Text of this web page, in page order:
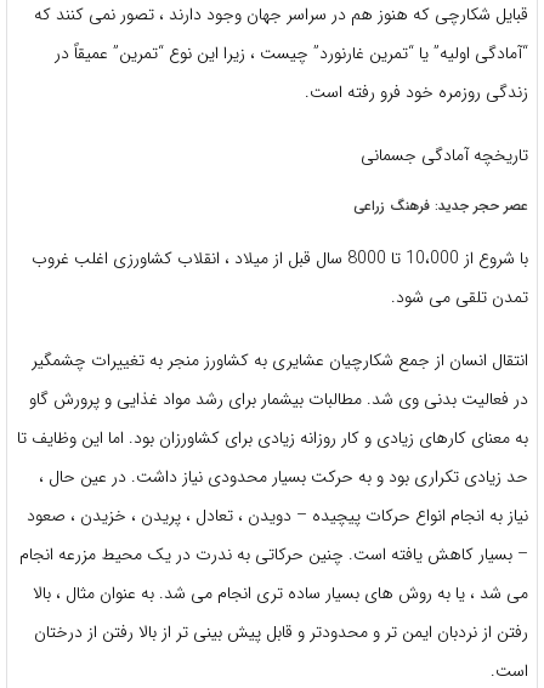
قبایل شکارچی که هنوز هم در سراسر جهان وجود دارند ، تصور نمی کنند که
“آمادگی اولیه” یا “تمرین غارنورد” چیست ، زیرا این نوع “تمرین” عمیقاً در
زندگی روزمره خود فرو رفته است.
تاریخچه آمادگی جسمانی
عصر حجر جدید: فرهنگ زراعی
با شروع از 10،000 تا 8000 سال قبل از میلاد ، انقلاب کشاورزی اغلب غروب
تمدن تلقی می شود.
انتقال انسان از جمع شکارچیان عشایری به کشاورز منجر به تغییرات چشمگیر
در فعالیت بدنی وی شد. مطالبات بیشمار برای رشد مواد غذایی و پرورش گاو
به معنای کارهای زیادی و کار روزانه زیادی برای کشاورزان بود. اما این وظایف تا
حد زیادی تکراری بود و به حرکت بسیار محدودی نیاز داشت. در عین حال ،
نیاز به انجام انواع حرکات پیچیده – دویدن ، تعادل ، پریدن ، خزیدن ، صعود
– بسیار کاهش یافته است. چنین حرکاتی به ندرت در یک محیط مزرعه انجام
می شد ، یا به روش های بسیار ساده تری انجام می شد. به عنوان مثال ، بالا
رفتن از نردبان ایمن تر و محدودتر و قابل پیش بینی تر از بالا رفتن از درختان
است.